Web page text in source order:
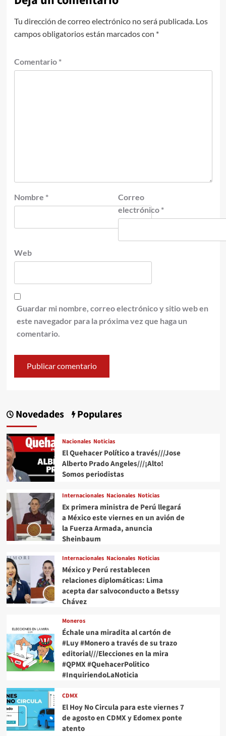
Tu dirección de correo electrónico no será publicada. Los
campos obligatorios están marcados con *
Comentario *
Nombre *
Correo
electrónico *
Web
Guardar mi nombre, correo electrónico y sitio web en
este navegador para la próxima vez que haga un
comentario.
Novedades Populares
Nacionales Noticias
El Quehacer Político a través///Jose
Alberto Prado Angeles///¡Alto!
Somos periodistas
Internacionales Nacionales Noticias
Ex primera ministra de Perú llegará
a México este viernes en un avión de
la Fuerza Armada, anuncia
Sheinbaum
Internacionales Nacionales Noticias
México y Perú restablecen
relaciones diplomáticas: Lima
acepta dar salvoconducto a Betssy
Chávez
Moneros
Échale una miradita al cartón de
#Luy #Monero a través de su trazo
editorial///Elecciones en la mira
#QPMX #QuehacerPolitico
#InquiriendoLaNoticia
CDMX
El Hoy No Circula para este viernes 7
de agosto en CDMX y Edomex ponte
atento